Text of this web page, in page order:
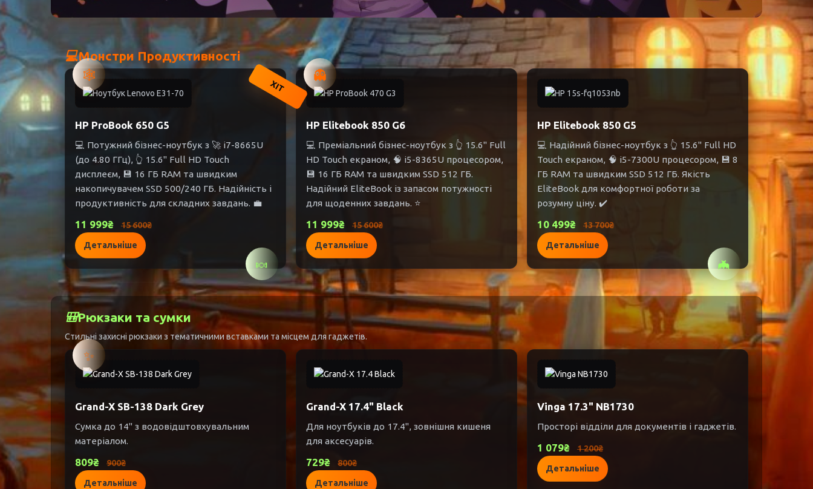
💻Монстри Продуктивності
🕸️
🍬
ХІТ
HP ProBook 650 G5
💻 Потужний бізнес-ноутбук з 🚀 i7-8665U
(до 4.80 ГГц), 👆 15.6" Full HD Touch
дисплеєм, 💾 16 ГБ RAM та швидким
накопичувачем SSD 500/240 ГБ. Надійність і
продуктивність для складних завдань. 💼
11 999₴ 15 600₴
Детальніше
👻
HP Elitebook 850 G6
💻 Преміальний бізнес-ноутбук з 👆 15.6" Full
HD Touch екраном, 🧠 i5-8365U процесором,
💾 16 ГБ RAM та швидким SSD 512 ГБ.
Надійний EliteBook із запасом потужності
для щоденних завдань. ⭐
11 999₴ 15 600₴
Детальніше
🦇
HP Elitebook 850 G5
💻 Надійний бізнес-ноутбук з 👆 15.6" Full HD
Touch екраном, 🧠 i5-7300U процесором, 💾 8
ГБ RAM та швидким SSD 512 ГБ. Якість
EliteBook для комфортної роботи за
розумну ціну. ✔️
10 499₴ 13 700₴
Детальніше
🎒Рюкзаки та сумки
Стильні захисні рюкзаки з тематичними вставками та місцем для гаджетів.
✨
Grand-X SB-138 Dark Grey
Сумка до 14" з водовідштовхувальним
матеріалом.
809₴ 900₴
Детальніше
Grand-X 17.4" Black
Для ноутбуків до 17.4", зовнішня кишеня
для аксесуарів.
729₴ 800₴
Детальніше
Vinga 17.3" NB1730
Просторі відділи для документів і гаджетів.
1 079₴ 1 200₴
Детальніше